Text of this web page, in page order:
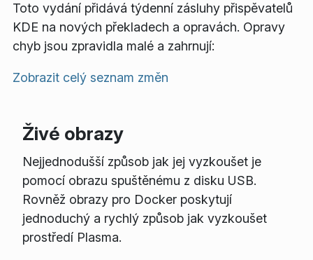
Toto vydání přidává týdenní zásluhy přispěvatelů
KDE na nových překladech a opravách. Opravy
chyb jsou zpravidla malé a zahrnují:
Zobrazit celý seznam změn
Živé obrazy
Nejjednodušší způsob jak jej vyzkoušet je
pomocí obrazu spuštěnému z disku USB.
Rovněž obrazy pro Docker poskytují
jednoduchý a rychlý způsob jak vyzkoušet
prostředí Plasma.